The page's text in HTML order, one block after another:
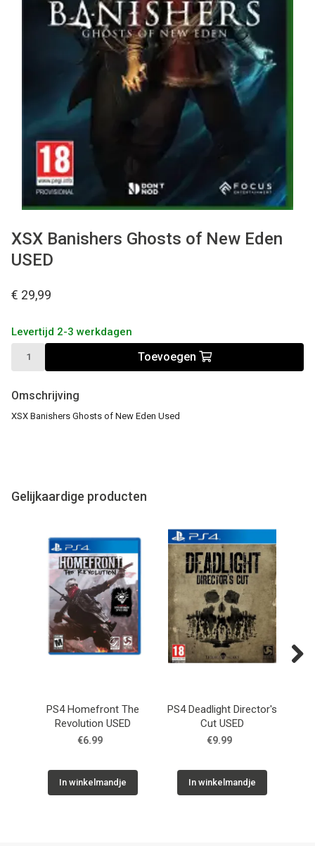
Board Games
Cadeaubon
Inkoop
XSX Banishers Ghosts of New Eden
USED
€ 29,99
Levertijd 2-3 werkdagen
Toevoegen
Omschrijving
XSX Banishers Ghosts of New Eden Used
Gelijkaardige producten
PS4 Homefront The
Revolution USED
€6.99
In winkelmandje
PS4 Deadlight Director's
Cut USED
€9.99
In winkelmandje